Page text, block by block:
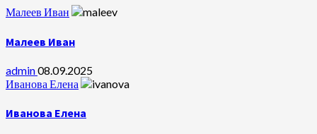
Малеев Иван
Малеев Иван
admin08.09.2025
Иванова Елена
Иванова Елена